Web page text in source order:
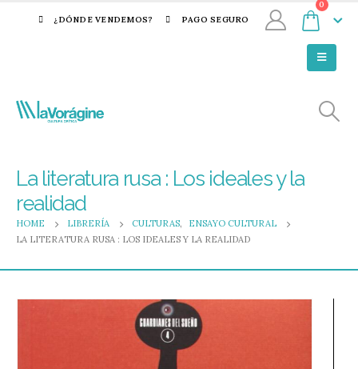
¿DÓNDE VENDEMOS? PAGO SEGURO
0
La literatura rusa : Los ideales y la
realidad
HOME LIBRERÍA CULTURAS,
ENSAYO CULTURAL
LA LITERATURA RUSA : LOS IDEALES Y LA REALIDAD